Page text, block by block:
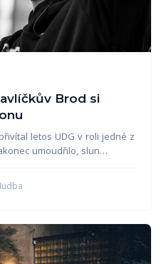
Brod si
letos UDG v roli jedné z
umoudřilo, slun…